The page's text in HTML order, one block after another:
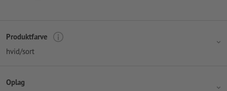
Produktfarve
hvid/sort
Oplag